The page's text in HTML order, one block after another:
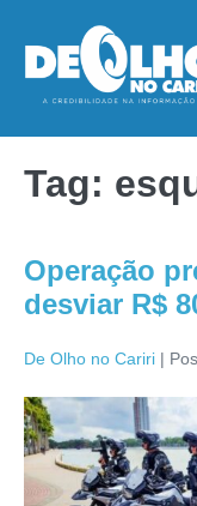
Tag:
Operação
desviar R$
De Olho no Cariri |